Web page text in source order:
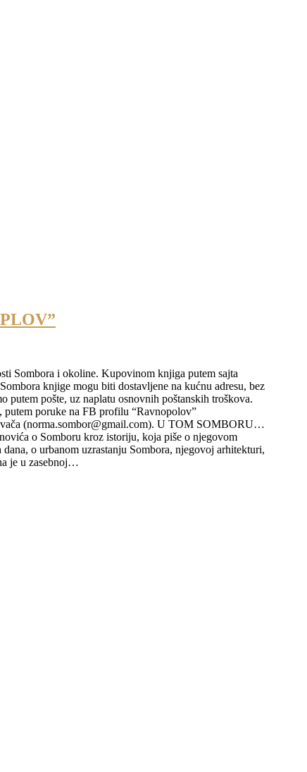
Sombora i okoline. Kupovinom knjiga putem sajta
knjige mogu biti dostavljene na kućnu adresu, bez
putem pošte, uz naplatu osnovnih poštanskih troškova.
putem poruke na FB profilu “Ravnopolov”
(norma.sombor@gmail.com). U TOM SOMBORU…
o Somboru kroz istoriju, koja piše o njegovom
o urbanom uzrastanju Sombora, njegovoj arhitekturi,
je u zasebnoj…